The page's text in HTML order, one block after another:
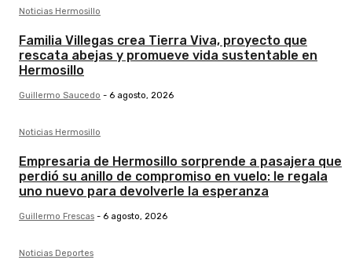
Noticias Hermosillo
Familia Villegas crea Tierra Viva, proyecto que
rescata abejas y promueve vida sustentable en
Hermosillo
Guillermo Saucedo - 6 agosto, 2026
Noticias Hermosillo
Empresaria de Hermosillo sorprende a pasajera que
perdió su anillo de compromiso en vuelo: le regala
uno nuevo para devolverle la esperanza
Guillermo Frescas - 6 agosto, 2026
Noticias Deportes